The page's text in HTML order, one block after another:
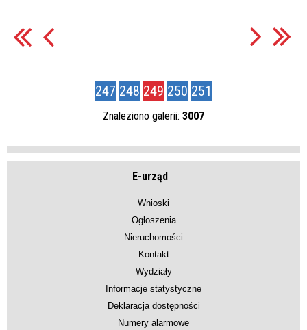
247 248 249 250 251
Znaleziono galerii: 3007
E-urząd
Wnioski
Ogłoszenia
Nieruchomości
Kontakt
Wydziały
Informacje statystyczne
Deklaracja dostępności
Numery alarmowe